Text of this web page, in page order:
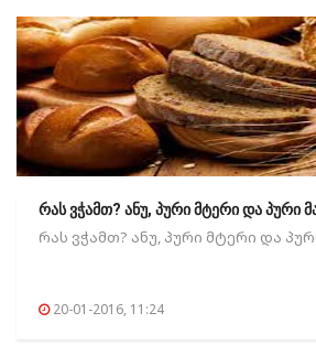
რას ვჭამთ? ანუ, პური მტერი და პური
რას ვჭამთ? ანუ, პური მტერი და
20-01-2016, 11:24